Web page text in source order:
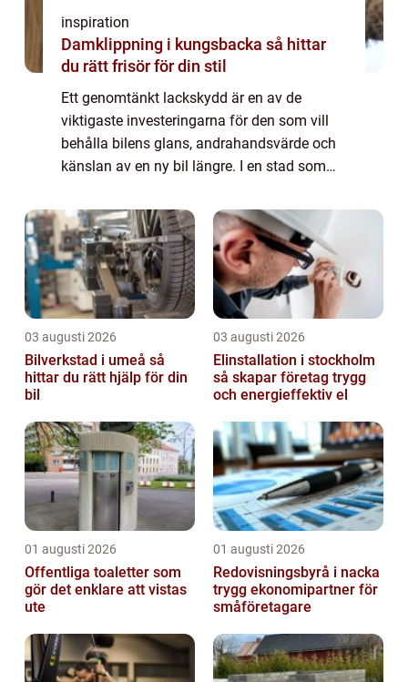
inspiration
Damklippning i kungsbacka så hittar
du rätt frisör för din stil
Ett genomtänkt lackskydd är en av de
viktigaste investeringarna för den som vill
behålla bilens glans, andrahandsvärde och
känslan av en ny bil längre. I en stad som
stark sol vissa dagar och trånga parker...
03 augusti 2026
Bilverkstad i umeå så
hittar du rätt hjälp för din
bil
03 augusti 2026
Elinstallation i stockholm
så skapar företag trygg
och energieffektiv el
01 augusti 2026
Offentliga toaletter som
gör det enklare att vistas
ute
01 augusti 2026
Redovisningsbyrå i nacka
trygg ekonomipartner för
småföretagare